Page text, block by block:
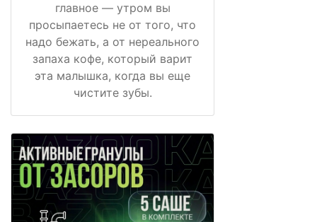
главное — утром вы
просыпаетесь не от того, что
надо бежать, а от нереального
запаха кофе, который варит
эта малышка, когда вы еще
чистите зубы.